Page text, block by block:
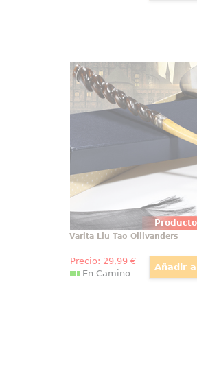
Varita Liu Tao
Épica, detallada y
oficial de la varita de
basada en la saga de
Animales Fantásticos.
una bonita caja de
una cenefa para
Varita Liu Tao Ollivanders
Precio: 29,99€
En Camino